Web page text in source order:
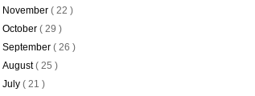
November ( 22 )
October ( 29 )
September ( 26 )
August( 25 )
July ( 21 )